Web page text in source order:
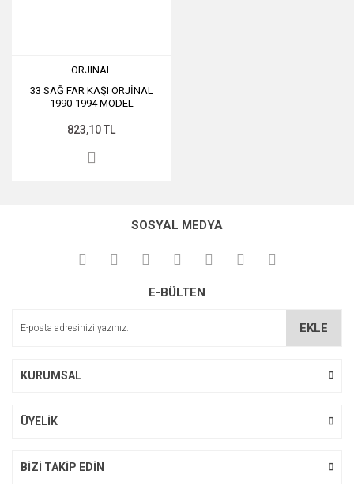
ORJINAL
33 SAĞ FAR KAŞI ORJİNAL
1990-1994 MODEL
823,10 TL
SOSYAL MEDYA
E-BÜLTEN
EKLE
KURUMSAL
ÜYELİK
BİZİ TAKİP EDİN